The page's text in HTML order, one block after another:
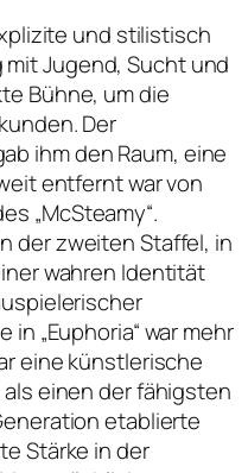
und stilistisch
Jugend, Sucht und
Bühne, um die
Der
ihm den Raum, eine
entfernt war von
„McSteamy“.
der zweiten Staffel, in
wahren Identität
„Euphoria“ war mehr
eine künstlerische
einen der fähigsten
etablierte
Stärke in der